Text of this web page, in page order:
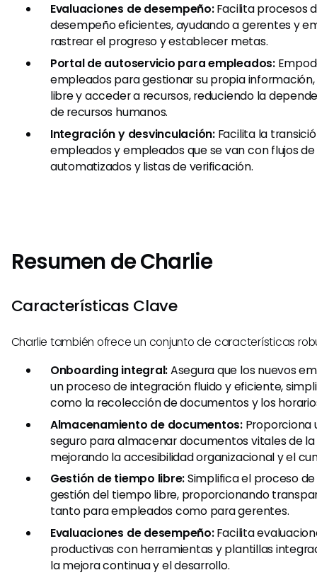
Evaluaciones de desempeño:Facilita procesos
desempeño eficientes, ayudando a gerentes y
rastrear el progreso y establecer metas.
Portal de autoservicio para empleados:
empleados para gestionar su propia
libre y acceder a recursos, reduciendo la
de recursos humanos.
Integración y desvinculación:Facilita la
empleados y empleados que se van con flujos
automatizados y listas de verificación.
Resumen de Charlie
Características Clave
Charlie también ofrece un conjunto de características
Onboarding integral:Asegura que los nuevos
un proceso de integración fluido y eficiente,
como la recolección de documentos y los
Almacenamiento de documentos:Proporciona
seguro para almacenar documentos vitales de
mejorando la accesibilidad organizacional y el
Gestión de tiempo libre:Simplifica el proceso
gestión del tiempo libre, proporcionando
tanto para empleados como para gerentes.
Evaluaciones de desempeño:Facilita
productivas con herramientas y plantillas
la mejora continua y el desarrollo.